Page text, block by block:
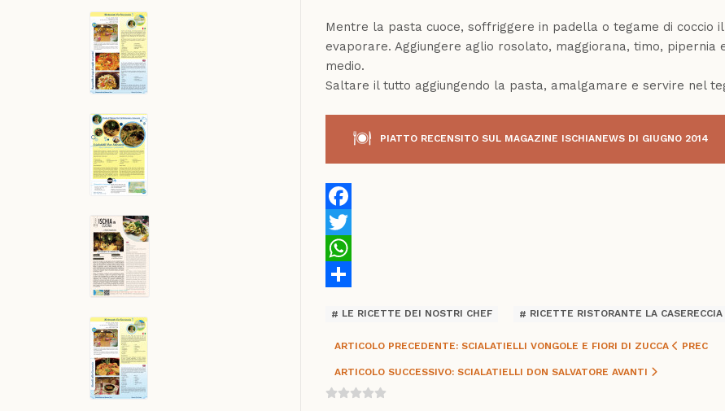
Mentre la pasta cuoce, soffriggere in padella o tegame di coccio
evaporare. Aggiungere aglio rosolato, maggiorana, timo, pipernia
medio.
Saltare il tutto aggiungendo la pasta, amalgamare e servire nel
PIATTO RECENSITO SUL MAGAZINE ISCHIANEWS DI GIUGNO 2014
Facebook
Twitter
WhatsApp
LE RICETTE DEI NOSTRI CHEF RICETTE RISTORANTE LA CASERECCIA
ARTICOLO PRECEDENTE: SCIALATIELLI VONGOLE E FIORI DI ZUCCA PREC
ARTICOLO SUCCESSIVO: SCIALATIELLI DON SALVATORE AVANTI